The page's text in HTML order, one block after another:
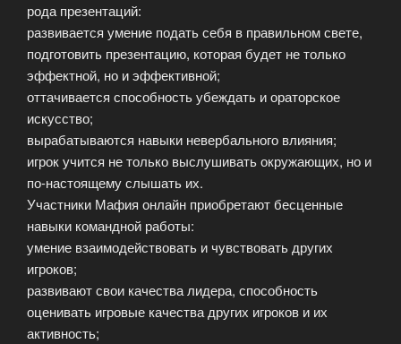
рода презентаций:
развивается умение подать себя в правильном свете,
подготовить презентацию, которая будет не только
эффектной, но и эффективной;
оттачивается способность убеждать и ораторское
искусство;
вырабатываются навыки невербального влияния;
игрок учится не только выслушивать окружающих, но и
по-настоящему слышать их.
Участники Мафия онлайн приобретают бесценные
навыки командной работы:
умение взаимодействовать и чувствовать других
игроков;
развивают свои качества лидера, способность
оценивать игровые качества других игроков и их
активность;